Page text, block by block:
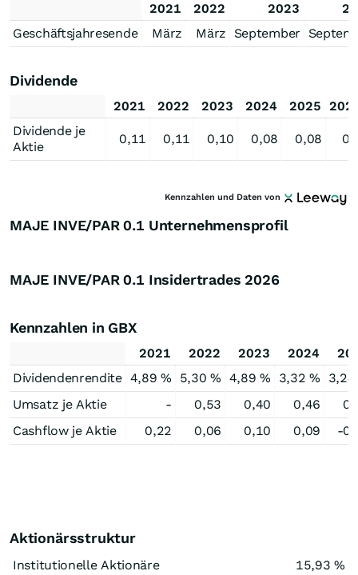
2021 2022 2023
Geschäftsjahresende
März März September
Dividende
2021 2022 2023 2024 2025
Dividende je
Aktie
0,11 0,11 0,10 0,08 0,08
Kennzahlen und Daten von
MAJE INVE/PAR 0.1 Unternehmensprofil
MAJE INVE/PAR 0.1 Insidertrades 2026
Kennzahlen in GBX
2021 2022 2023 2024
Dividendenrendite 4,89 % 5,30 % 4,89 % 3,32 %
3,24
Umsatz je Aktie
- 0,53 0,40 0,46
Cashflow je Aktie
0,22 0,06 0,10 0,09 -
Aktionärsstruktur
Institutionelle Aktionäre 15,93 %